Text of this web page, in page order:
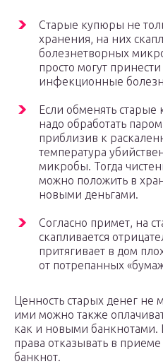
Старые купюры не
хранения, на них
болезнетворных
просто могут
инфекционные
Если обменять старые
надо обработать
приблизив к
температура
микробы. Тогда
можно положить в
новыми деньгами.
Согласно примет, на
скапливается
притягивает в дом
от потрепанных
Ценность старых денег не
ими можно также
как и новыми
права отказывать в
банкнот.